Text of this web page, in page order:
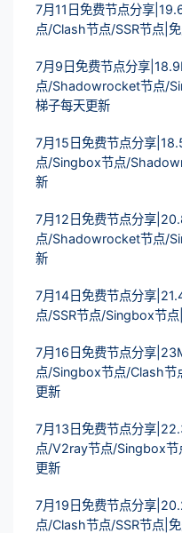
7月11日免费节点分享
点/Clash节点/SSR节点|
7月9日免费节点分享
点/Shadowrocket节点/
梯子每天更新
7月15日免费节点分享
点/Singbox节点/
新
7月12日免费节点分享
点/Shadowrocket节点/
新
7月14日免费节点分享
点/SSR节点/Singbox节
7月16日免费节点分享
点/Singbox节点/Clash节
更新
7月13日免费节点分享
点/V2ray节点/Singbox节
更新
7月19日免费节点分享
点/Clash节点/SSR节点|